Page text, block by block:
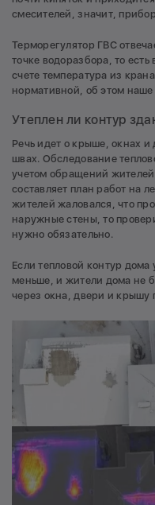
смесителей, значит,
Терморегулятор ГВС
точке водоразбора, то
счете температура из
нормативной, об этом наше
Утеплен ли контур
Речь идет о крыше, окнах
швах. Обследование
учетом обращений
составляет план работ на
жителей жаловался, что
наружные стены, то
нужно обязательно.
Если тепловой контур дома
меньше, и жители дома не
через окна, двери и крышу